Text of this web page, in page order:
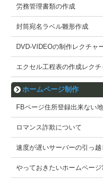
労務管理書類の作成
封筒宛名ラベル雛形作成
DVD-VIDEOの制作レクチャ
エクセル工程表の作成レクチ
ホームページ制作
FBページ住所登録出来ない
ロマンス詐欺について
速度が遅いサーバーの引っ
やっておきたいホームページ